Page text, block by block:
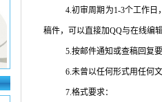
4.初审周期为1-3个工作日
稿件，可以直接加QQ与在线编
5.按邮件通知或查稿回复
6.未曾以任何形式用任何
7.格式要求：